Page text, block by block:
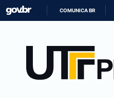
COMUNICA BR